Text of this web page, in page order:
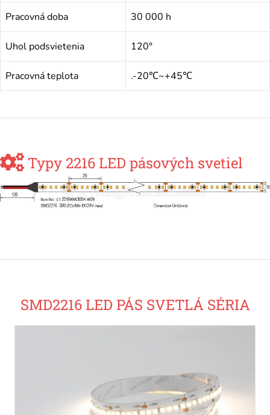
Pracovná doba 30 000 h
Uhol podsvietenia 120°
Pracovná teplota .-20℃~+45℃
Typy 2216 LED pásových svetiel
SMD2216 LED PÁS SVETLÁ SÉRIA